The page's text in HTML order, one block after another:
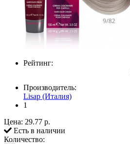
Рейтинг:
Производитель:
Lisap (Италия)
1
Цена: 29.77 р.
Есть в наличии
Количество: